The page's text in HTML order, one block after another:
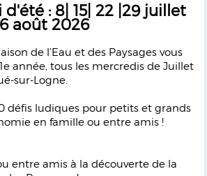
d'été : 8| 15| 22 |29 juillet
août 2026
de l’Eau et des Paysages vous
année, tous les mercredis de Juillet
sur-Logne.
défis ludiques pour petits et grands
en famille ou entre amis !
entre amis à la découverte de la